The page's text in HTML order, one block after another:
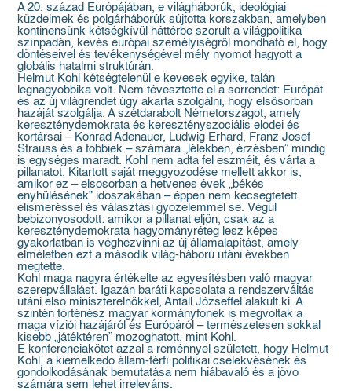
A 20. század Európájában, e világháborúk, ideológiai
küzdelmek és polgárháborúk sújtotta korszakban, amelyben
kontinensünk kétségkívül háttérbe szorult a világpolitika
színpadán, kevés európai személyiségről mondható el, hogy
döntéseivel és tevékenységével mély nyomot hagyott a
globális hatalmi struktúrán.
Helmut Kohl kétségtelenül e kevesek egyike, talán
legnagyobbika volt. Nem tévesztette el a sorrendet: Európát
és az új világrendet úgy akarta szolgálni, hogy elsősorban
hazáját szolgálja. A szétdarabolt Németországot, amely
kereszténydemokrata és keresztényszociális elodei és
kortársai – Konrad Adenauer, Ludwig Erhard, Franz Josef
Strauss és a többiek – számára „lélekben, érzésben” mindig
is egységes maradt. Kohl nem adta fel eszméit, és várta a
pillanatot. Kitartott saját meggyozodése mellett akkor is,
amikor ez – elsosorban a hetvenes évek „békés
enyhülésének” idoszakában – éppen nem kecsegtetett
elismeréssel és választási gyozelemmel se. Végül
bebizonyosodott: amikor a pillanat eljön, csak az a
kereszténydemokrata hagyományréteg lesz képes
gyakorlatban is véghezvinni az új államalapítást, amely
elméletben ezt a második világ-háború utáni években
megtette.
Kohl maga nagyra értékelte az egyesítésben való magyar
szerepvállalást. Igazán baráti kapcsolata a rendszerváltás
utáni elso miniszterelnökkel, Antall Józseffel alakult ki. A
szintén történész magyar kormányfonek is megvoltak a
maga víziói hazájáról és Európáról – természetesen sokkal
kisebb „játéktéren” mozoghatott, mint Kohl.
E konferenciakötet azzal a reménnyel született, hogy Helmut
Kohl, a kiemelkedo állam-férfi politikai cselekvésének és
gondolkodásának bemutatása nem hiábavaló és a jövo
számára sem lehet irreleváns.